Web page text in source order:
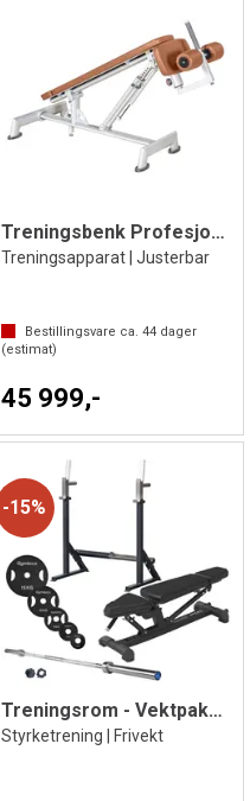
Treningsbenk Profesjonell OV
Treningsapparat | Justerbar
Bestillingsvare ca. 44dager
(estimat)
45 999,-
15%
Treningsrom - Vektpakke lett
Styrketrening | Frivekt